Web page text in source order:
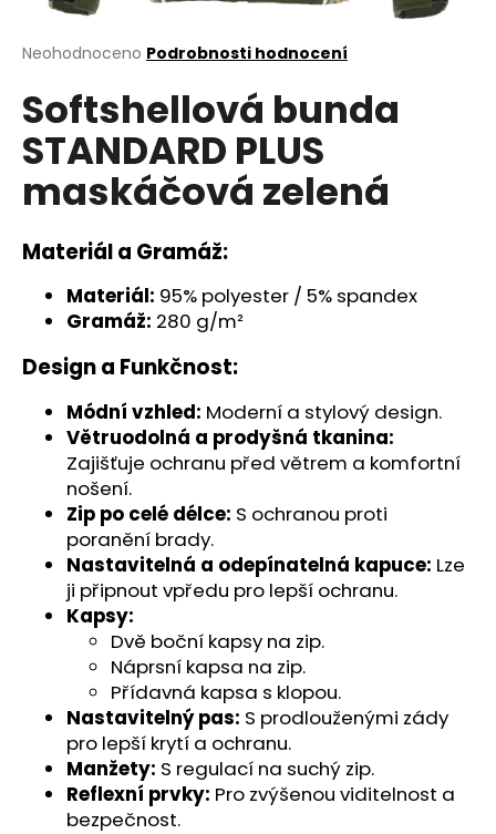
Průměrné
produktu
je
0,0
z
5
hvězdiček.
Neohodnoceno Podrobnosti hodnocení
Softshellová bunda
STANDARD PLUS
maskáčová zelená
Materiál a Gramáž:
Materiál: 95% polyester / 5% spandex
Gramáž: 280 g/m²
Design a Funkčnost:
Módní vzhled: Moderní a stylový design.
Větruodolná a prodyšná tkanina:
Zajišťuje ochranu před větrem a komfortní
nošení.
Zip po celé délce: S ochranou proti
poranění brady.
Nastavitelná a odepínatelná kapuce: Lze
ji připnout vpředu pro lepší ochranu.
Kapsy:
Dvě boční kapsy na zip.
Náprsní kapsa na zip.
Přídavná kapsa s klopou.
Nastavitelný pas: S prodlouženými zády
pro lepší krytí a ochranu.
Manžety: S regulací na suchý zip.
Reflexní prvky: Pro zvýšenou viditelnost a
bezpečnost.
j
t
?
HLEDAT
D
o